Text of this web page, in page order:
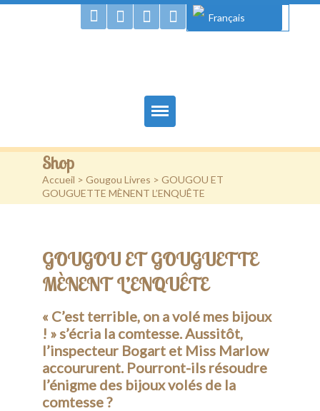
Français
Home
Books
Projects
Shop
Contact
Shop
Accueil > Gougou Livres > GOUGOU ET
GOUGUETTE MÈNENT L’ENQUÊTE
GOUGOU ET GOUGUETTE
MÈNENT L’ENQUÊTE
« C’est terrible, on a volé mes bijoux
! » s’écria la comtesse. Aussitôt,
l’inspecteur Bogart et Miss Marlow
accoururent. Pourront-ils résoudre
l’énigme des bijoux volés de la
comtesse ?